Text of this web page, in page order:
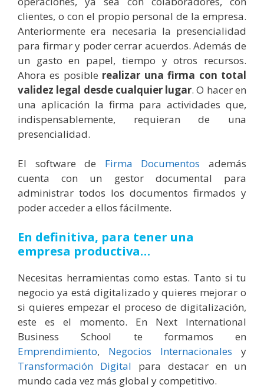
clientes, o con el propio personal de la empresa.
Anteriormente era necesaria la presencialidad
para firmar y poder cerrar acuerdos. Además de
un gasto en papel, tiempo y otros recursos.
Ahora es posible realizar una firma con total
validez legal desde cualquier lugar. O hacer en
una aplicación la firma para actividades que,
indispensablemente, requieran de una
presencialidad.
El software de Firma Documentos además
cuenta con un gestor documental para
administrar todos los documentos firmados y
poder acceder a ellos fácilmente.
En definitiva, para tener una
empresa productiva…
Necesitas herramientas como estas. Tanto si tu
negocio ya está digitalizado y quieres mejorar o
si quieres empezar el proceso de digitalización,
este es el momento. En Next International
Business School te formamos en
Emprendimiento, Negocios Internacionales y
Transformación Digital para destacar en un
mundo cada vez más global y competitivo.